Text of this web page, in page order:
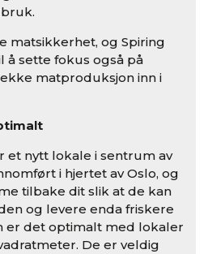
matsikkerhet, og Spiring
å sette fokus også på
matproduksjon inn i
et nytt lokale i sentrum av
i hjertet av Oslo, og
tilbake dit slik at de kan
og levere enda friskere
er det optimalt med lokaler
De er veldig